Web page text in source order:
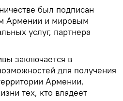
был подписан
Армении и мировым
услуг, партнера
заключается в
для получения
Армении,
тех, кто владеет